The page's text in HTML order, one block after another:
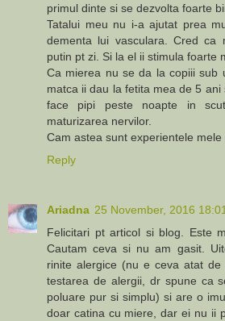
primul dinte si se dezvolta foarte
Tatalui meu nu i-a ajutat prea
dementa lui vasculara. Cred ca
putin pt zi. Si la el ii stimula foarte
Ca mierea nu se da la copiii sub
matca ii dau la fetita mea de 5
face pipi peste noapte in
maturizarea nervilor.
Cam astea sunt experientele mele
Reply
Ariadna 25 November, 2016 18:01
Felicitari pt articol si blog. Este
Cautam ceva si nu am gasit.
rinite alergice (nu e ceva atat
testarea de alergii, dr spune ca
poluare pur si simplu) si are o
doar catina cu miere, dar ei nu ii